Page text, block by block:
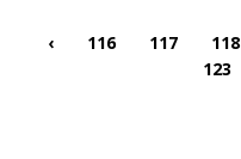
‹ 116 117 118
123